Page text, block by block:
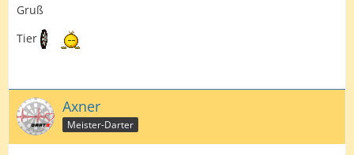
Gruß
Tier
Axner
Meister-Darter